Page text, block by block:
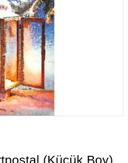
(Küçük Boy)